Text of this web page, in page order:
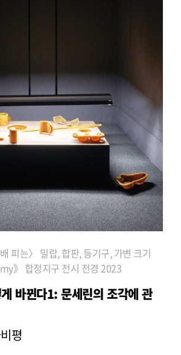
배 피는〉 밀랍, 합판, 등기구, 가변 크기
》 합정지구 전시 전경 2023
바뀐다1: 문세린의 조각에 관
평